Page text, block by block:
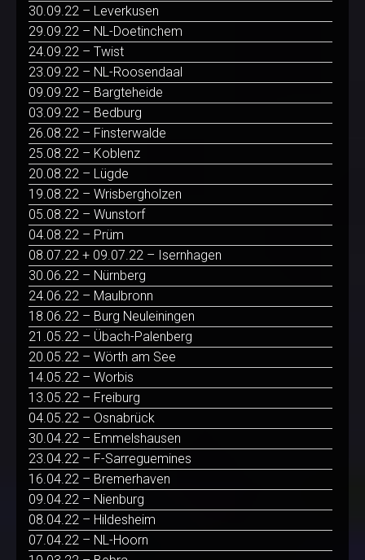
30.09.22 – Leverkusen
29.09.22 – NL-Doetinchem
24.09.22 – Twist
23.09.22 – NL-Roosendaal
09.09.22 – Bargteheide
03.09.22 – Bedburg
26.08.22 – Finsterwalde
25.08.22 – Koblenz
20.08.22 – Lügde
19.08.22 – Wrisbergholzen
05.08.22 – Wunstorf
04.08.22 – Prüm
08.07.22 + 09.07.22 – Isernhagen
30.06.22 – Nürnberg
24.06.22 – Maulbronn
18.06.22 – Burg Neuleiningen
21.05.22 – Übach-Palenberg
20.05.22 – Wörth am See
14.05.22 – Worbis
13.05.22 – Freiburg
04.05.22 – Osnabrück
30.04.22 – Emmelshausen
23.04.22 – F-Sarreguemines
16.04.22 – Bremerhaven
09.04.22 – Nienburg
08.04.22 – Hildesheim
07.04.22 – NL-Hoorn